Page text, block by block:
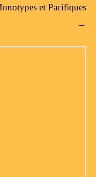
et Pacifiques
→